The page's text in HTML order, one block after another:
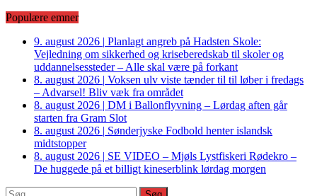
Populære emner
9. august 2026 | Planlagt angreb på Hadsten Skole:
Vejledning om sikkerhed og kriseberedskab til skoler og
uddannelsessteder – Alle skal være på forkant
8. august 2026 | Voksen ulv viste tænder til til løber i fredags
– Advarsel! Bliv væk fra området
8. august 2026 | DM i Ballonflyvning – Lørdag aften går
starten fra Gram Slot
8. august 2026 | Sønderjyske Fodbold henter islandsk
midtstopper
8. august 2026 | SE VIDEO – Mjøls Lystfiskeri Rødekro –
De huggede på et billigt kineserblink lørdag morgen
Søg